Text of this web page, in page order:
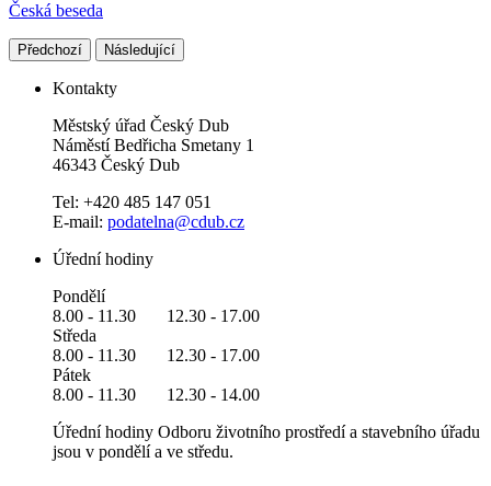
Česká beseda
Předchozí Následující
Kontakty
Městský úřad Český Dub
Náměstí Bedřicha Smetany 1
46343 Český Dub
Tel: +420 485 147 051
E-mail: podatelna@cdub.cz
Úřední hodiny
Pondělí
8.00 - 11.30 12.30 - 17.00
Středa
8.00 - 11.30 12.30 - 17.00
Pátek
8.00 - 11.30 12.30 - 14.00
Úřední hodiny Odboru životního prostředí a stavebního úřadu
jsou v pondělí a ve středu.